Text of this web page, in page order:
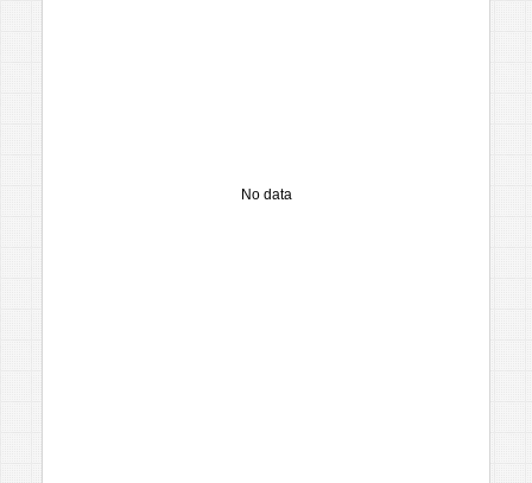
No data